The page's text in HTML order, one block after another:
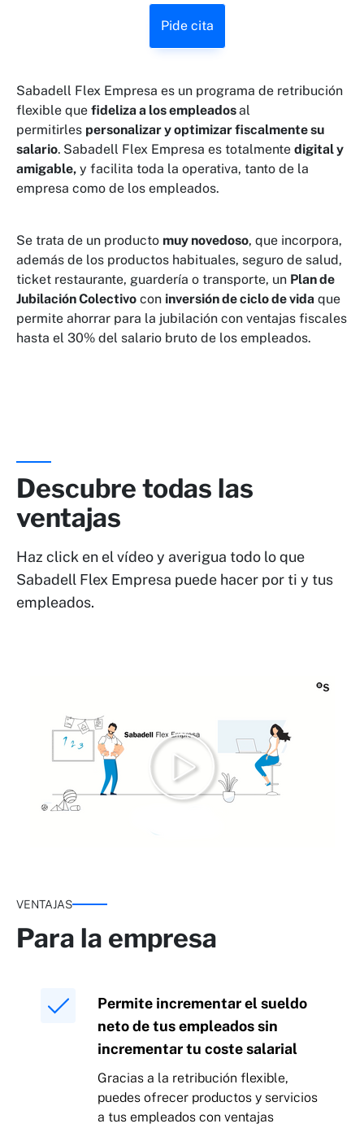
Pide cita
Sabadell Flex Empresa es un programa de retribución
flexible que fideliza a los empleadosal
permitirles personalizar y optimizar fiscalmente su
salario. Sabadell Flex Empresa es totalmente digital y
amigable, y facilita toda la operativa, tanto de la
empresa como de los empleados.
Se trata de un producto muy novedoso, que incorpora,
además de los productos habituales, seguro de salud,
ticket restaurante, guardería o transporte, un Plan de
Jubilación Colectivo con inversión de ciclo de vida que
permite ahorrar para la jubilación con ventajas fiscales
hasta el 30% del salario bruto de los empleados.
Descubre todas las
ventajas
Haz click en el vídeo y averigua todo lo que
Sabadell Flex Empresa puede hacer por ti y tus
empleados.
VENTAJAS
Para la empresa
Permite incrementar el sueldo
neto de tus empleados sin
incrementar tu coste salarial
Gracias a la retribución flexible,
puedes ofrecer productos y servicios
a tus empleados con ventajas